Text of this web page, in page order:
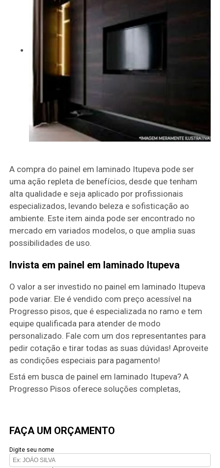
A compra do painel em laminado Itupeva pode ser
uma ação repleta de benefícios, desde que tenham
alta qualidade e seja aplicado por profissionais
especializados, levando beleza e sofisticação ao
ambiente. Este item ainda pode ser encontrado no
mercado em variados modelos, o que amplia suas
possibilidades de uso.
Invista em painel em laminado Itupeva
O valor a ser investido no painel em laminado Itupeva
pode variar. Ele é vendido com preço acessível na
Progresso pisos, que é especializada no ramo e tem
equipe qualificada para atender de modo
personalizado. Fale com um dos representantes para
pedir cotação e tirar todas as suas dúvidas! Aproveite
as condições especiais para pagamento!
Está em busca de painel em laminado Itupeva? A
Progresso Pisos oferece soluções completas,
FAÇA UM ORÇAMENTO
Digite seu nome